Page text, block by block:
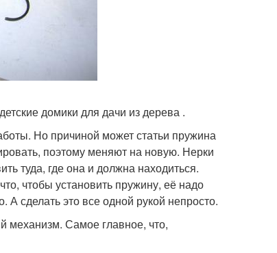
домики для дачи из дерева .
Но причиной может статьи пружина
поэтому меняют на новую. Нерки
туда, где она и должна находиться.
чтобы установить пружину, её надо
сделать это все одной рукой непросто.
механизм. Самое главное, что,